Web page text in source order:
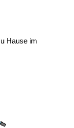
Hause im